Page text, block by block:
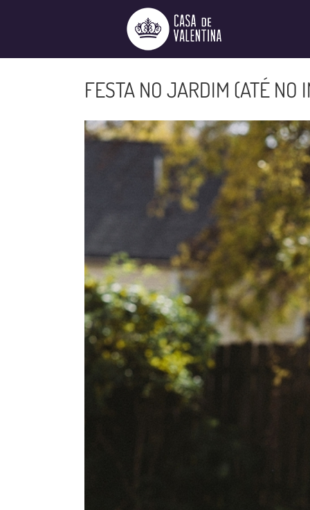
FESTA NO JARDIM (ATÉ NO